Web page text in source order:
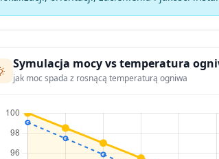
Symulacja mocy vs temperatura
jak moc spada z rosnącą temperaturą ogniwa